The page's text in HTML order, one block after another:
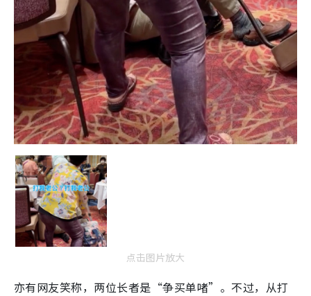
点击图片放大
亦有网友笑称，两位长者是“争买单啫”。不过，从打